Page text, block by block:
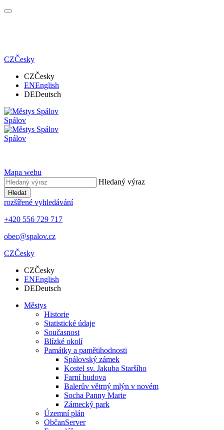
CZČesky
CZČesky
ENEnglish
DEDeutsch
Spálov
Spálov
Mapa webu
Hledaný výraz
Hledat
rozšířené vyhledávání
+420 556 729 717
obec@spalov.cz
CZČesky
CZČesky
ENEnglish
DEDeutsch
Městys
Historie
Statistické údaje
Současnost
Blízké okolí
Památky a pamětihodnosti
Spálovský zámek
Kostel sv. Jakuba Staršího
Farní budova
Balerův větrný mlýn v novém
Socha Panny Marie
Zámecký park
Územní plán
ObčanServer